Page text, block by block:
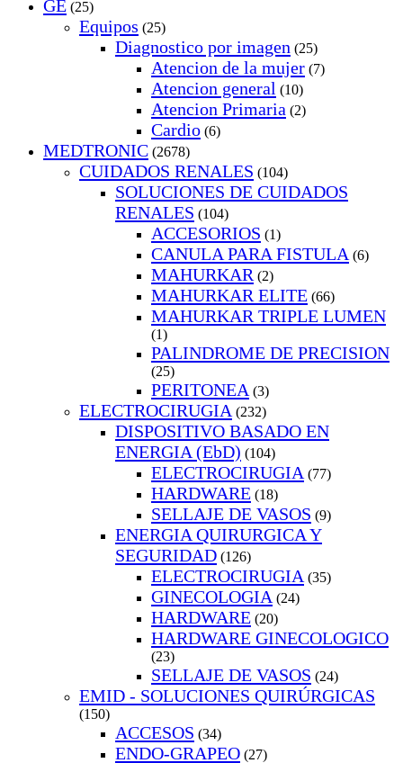
GE (25)
Equipos (25)
Diagnostico por imagen (25)
Atencion de la mujer (7)
Atencion general (10)
Atencion Primaria (2)
Cardio (6)
MEDTRONIC (2678)
CUIDADOS RENALES (104)
SOLUCIONES DE CUIDADOS
RENALES (104)
ACCESORIOS (1)
CANULA PARA FISTULA (6)
MAHURKAR (2)
MAHURKAR ELITE (66)
MAHURKAR TRIPLE LUMEN
(1)
PALINDROME DE PRECISION
(25)
PERITONEA (3)
ELECTROCIRUGIA (232)
DISPOSITIVO BASADO EN
ENERGIA (EbD) (104)
ELECTROCIRUGIA (77)
HARDWARE (18)
SELLAJE DE VASOS (9)
ENERGIA QUIRURGICA Y
SEGURIDAD (126)
ELECTROCIRUGIA (35)
GINECOLOGIA (24)
HARDWARE (20)
HARDWARE GINECOLOGICO
(23)
SELLAJE DE VASOS (24)
EMID - SOLUCIONES QUIRÚRGICAS
(150)
ACCESOS (34)
ENDO-GRAPEO (27)